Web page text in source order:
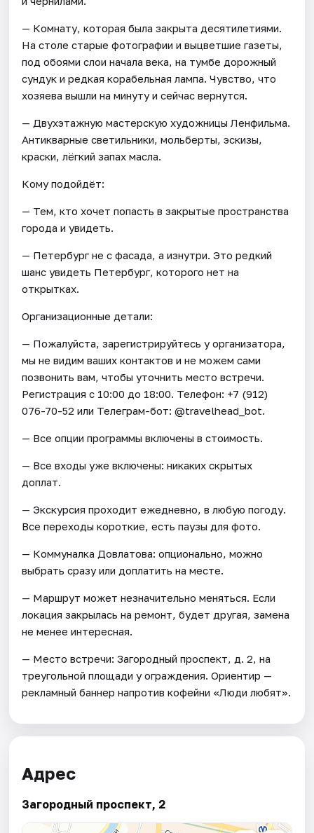
— Комнату, которая была закрыта десятилетиями.
На столе старые фотографии и выцветшие газеты,
под обоями слои начала века, на тумбе дорожный
сундук и редкая корабельная лампа. Чувство, что
хозяева вышли на минуту и сейчас вернутся.
— Двухэтажную мастерскую художницы Ленфильма.
Антикварные светильники, мольберты, эскизы,
краски, лёгкий запах масла.
Кому подойдёт:
— Тем, кто хочет попасть в закрытые пространства
города и увидеть.
— Петербург не с фасада, а изнутри. Это редкий
шанс увидеть Петербург, которого нет на
открытках.
Организационные детали:
— Пожалуйста, зарегистрируйтесь у организатора,
мы не видим ваших контактов и не можем сами
позвонить вам, чтобы уточнить место встречи.
Регистрация c 10:00 до 18:00. Телефон: +7 (912)
076-70-52 или Телеграм-бот: @travelhead_bot.
— Все опции программы включены в стоимость.
— Все входы уже включены: никаких скрытых
доплат.
— Экскурсия проходит ежедневно, в любую погоду.
Все переходы короткие, есть паузы для фото.
— Коммуналка Довлатова: опционально, можно
выбрать сразу или доплатить на месте.
— Маршрут может незначительно меняться. Если
локация закрылась на ремонт, будет другая, замена
не менее интересная.
— Место встречи: Загородный проспект, д. 2, на
треугольной площади у ограждения. Ориентир —
рекламный баннер напротив кофейни «Люди любят».
Адрес
Загородный проспект, 2